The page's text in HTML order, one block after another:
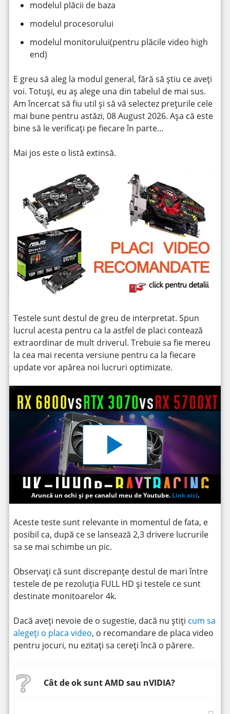
modelul plăcii de baza
modelul procesorului
modelul monitorului(pentru plăcile video high
end)
E greu să aleg la modul general, fără să știu ce aveți
voi. Totuși, eu aș alege una din tabelul de mai sus.
Am încercat să fiu util și să vă selectez prețurile cele
mai bune pentru astăzi, 08 August 2026. Așa că este
bine să le verificați pe fiecare în parte…
Mai jos este o listă extinsă.
Testele sunt destul de greu de interpretat. Spun
lucrul acesta pentru ca la astfel de placi contează
extraordinar de mult driverul. Trebuie sa fie mereu
la cea mai recenta versiune pentru ca la fiecare
update vor apărea noi lucruri optimizate.
Aruncă un ochi și pe canalul meu de Youtube. Link aici.
Aceste teste sunt relevante in momentul de fata, e
posibil ca, după ce se lansează 2,3 drivere lucrurile
sa se mai schimbe un pic.
Observați că sunt discrepanțe destul de mari între
testele de pe rezoluția FULL HD și testele ce sunt
destinate monitoarelor 4k.
Dacă aveți nevoie de o sugestie, dacă nu știți cum sa
alegeți o placa video, o recomandare de placa video
pentru jocuri, nu ezitați sa cereți încă o părere.
Cât de ok sunt AMD sau nVIDIA?